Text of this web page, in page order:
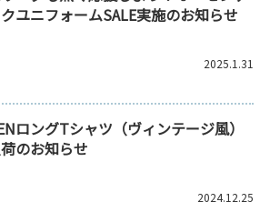
ユニフォームSALE実施のお知らせ
2025.1.31
ロングTシャツ（ヴィンテージ風）
のお知らせ
2024.12.25